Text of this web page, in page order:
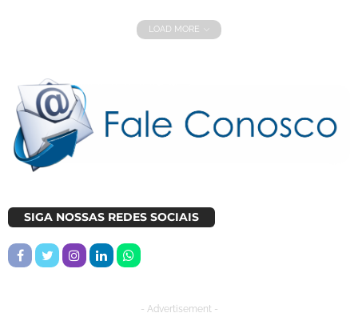
LOAD MORE
SIGA NOSSAS REDES SOCIAIS
- Advertisement -